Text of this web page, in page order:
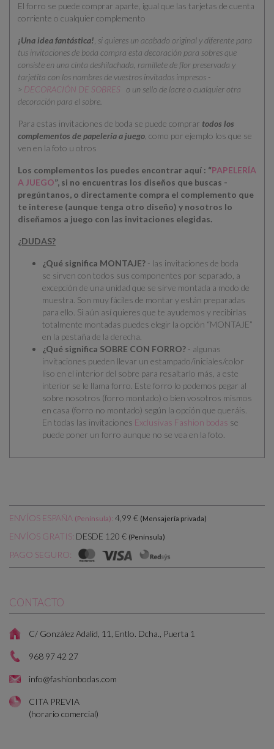
El forro se puede comprar aparte, igual que las tarjetas de cuenta
corriente o cualquier complemento
¡Una idea fantástica! si quieres un acabado original y diferente para
tus invitaciones de boda compra esta decoración para sobres que
consiste en una cinta deshilachada, ramillete de flor preservada y
tarjetita con los nombres de vuestros invitados impresos -
> DECORACIÓN DE SOBRES o un sello de lacre o cualquier otra
decoración para el sobre.
Para estas invitaciones de boda se puede comprar todos los
complementos de papelería a juego , como por ejemplo los que se
ven en la foto u otros
Los complementos los puedes encontrar aquí : “PAPELERÍA
A JUEGO”, si no encuentras los diseños que buscas -
pregúntanos, o directamente compra el complemento que
te interese (aunque tenga otro diseño) y nosotros lo
diseñamos a juego con las invitaciones elegidas.
¿DUDAS?
¿Qué significa MONTAJE? - las invitaciones de boda
se sirven con todos sus componentes por separado , a
excepción de una unidad que se sirve montada a modo de
muestra. Son muy fáciles de montar y están preparadas
para ello. Si aún así quieres que te ayudemos y recibirlas
totalmente montadas puedes elegir la opción “MONTAJE”
en la pestaña de la derecha.
¿Qué significa SOBRE CON FORRO? - algunas
invitaciones pueden llevar un estampado/iniciales/color
liso en el interior del sobre para resaltarlo más, a este
interior se le llama forro. Este forro lo podemos pegar al
sobre nosotros (forro montado) o bien vosotros mismos
en casa (forro no montado) según la opción que queráis.
En todas las invitaciones Exclusivas Fashion bodas se
puede poner un forro aunque no se vea en la foto.
ENVÍOS ESPAÑA (Península): 4,99 € (Mensajería privada)
ENVÍOS GRATIS: DESDE 120 € (Península)
PAGO SEGURO:
CONTACTO
C/ González Adalid, 11, Entlo. Dcha., Puerta 1
968 97 42 27
info@fashionbodas.com
CITA PREVIA
(horario comercial)